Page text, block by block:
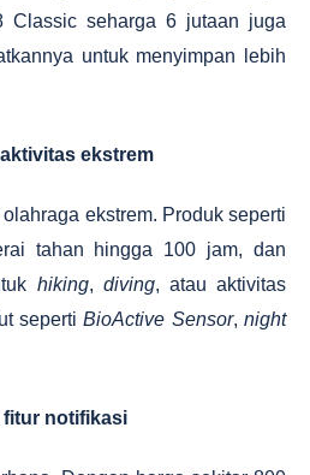
Classic seharga 6 jutaan juga
untuk menyimpan lebih
ekstrem
ekstrem. Produk seperti
tahan hingga 100 jam, dan
hiking, diving, atau aktivitas
sepertiBioActive Sensor,night
fitur notifikasi